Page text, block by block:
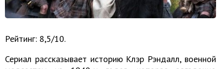
Рейтинг: 8,5/10.
Сериал рассказывает историю Клэр Рэндалл, военной